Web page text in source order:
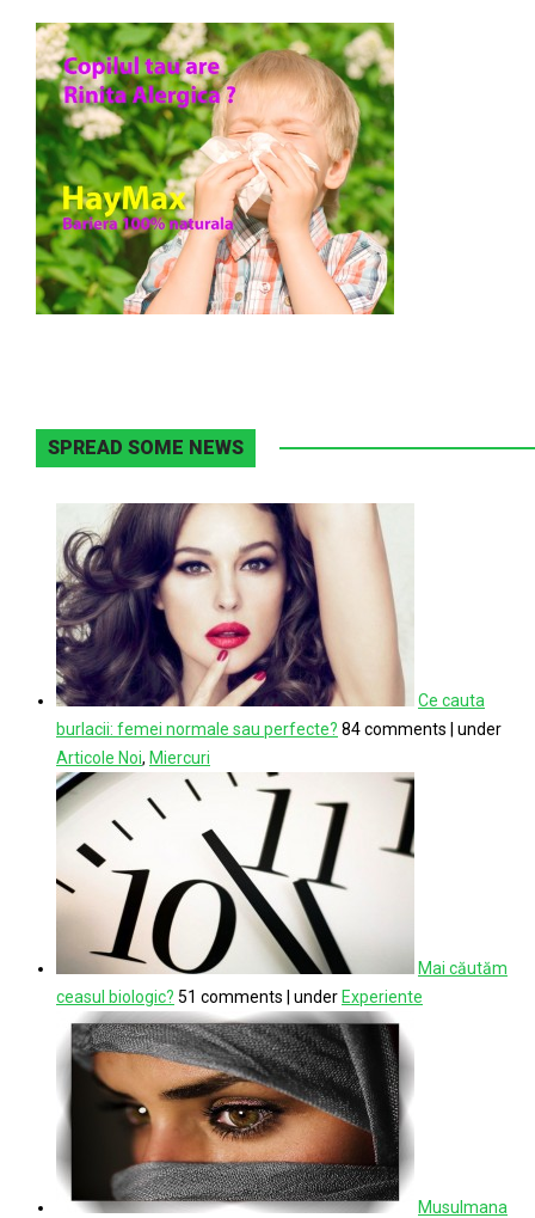
SPREAD SOME NEWS
Ce cauta
burlacii: femei normale sau perfecte? 84 comments
under
Articole Noi, Miercuri
Mai căutăm
ceasul biologic? 51 comments under Experiente
Musulmana